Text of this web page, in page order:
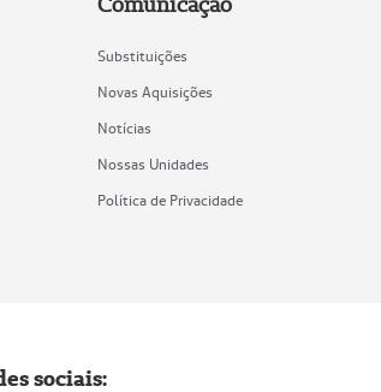
Substituições
Novas Aquisições
Notícias
Nossas Unidades
Política de Privacidade
sociais: